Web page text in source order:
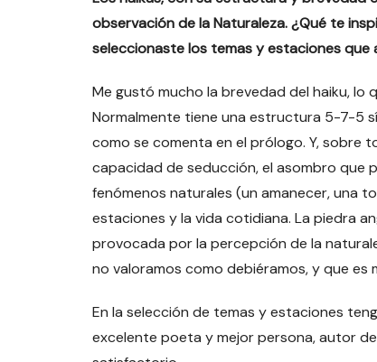
observación de la Naturaleza. ¿Qué te
seleccionaste los temas y estaciones
Me gustó mucho la brevedad del haiku, lo
Normalmente tiene una estructura 5-7-5
como se comenta en el prólogo. Y, sobre
capacidad de seducción, el asombro que
fenómenos naturales (un amanecer, una
estaciones y la vida cotidiana. La piedra
provocada por la percepción de la
no valoramos como debiéramos, y que
En la selección de temas y estaciones
excelente poeta y mejor persona, autor